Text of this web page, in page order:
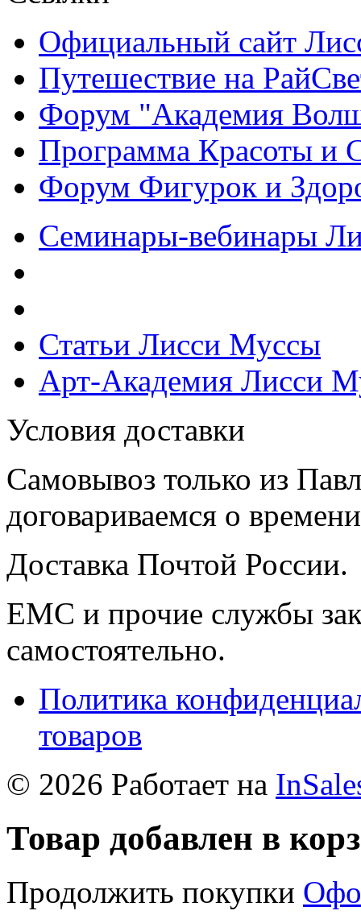
Официальный сайт
Путешествие на
Форум "Академия
Программа Красоты и
Форум Фигурок и
Семинары-вебинары
Статьи Лисси Муссы
Арт-Академия Лисси
Условия доставки
Самовывоз только из
договариваемся о
Доставка Почтой России.
ЕМС и прочие службы
самостоятельно.
Политика
товаров
© 2026 Работает на
Товар добавлен в
Продолжить покупки